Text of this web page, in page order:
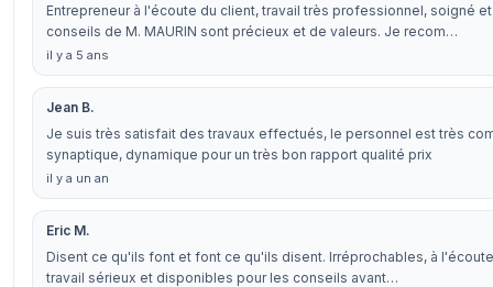
Entrepreneur à l'écoute du client, travail très professionnel, soigné
conseils de M. MAURIN sont précieux et de valeurs. Je recom…
il y a 5 ans
Jean B.
Je suis très satisfait des travaux effectués, le personnel est très
synaptique, dynamique pour un très bon rapport qualité prix
il y a un an
Eric M.
Disent ce qu'ils font et font ce qu'ils disent. Irréprochables, à
travail sérieux et disponibles pour les conseils avant…